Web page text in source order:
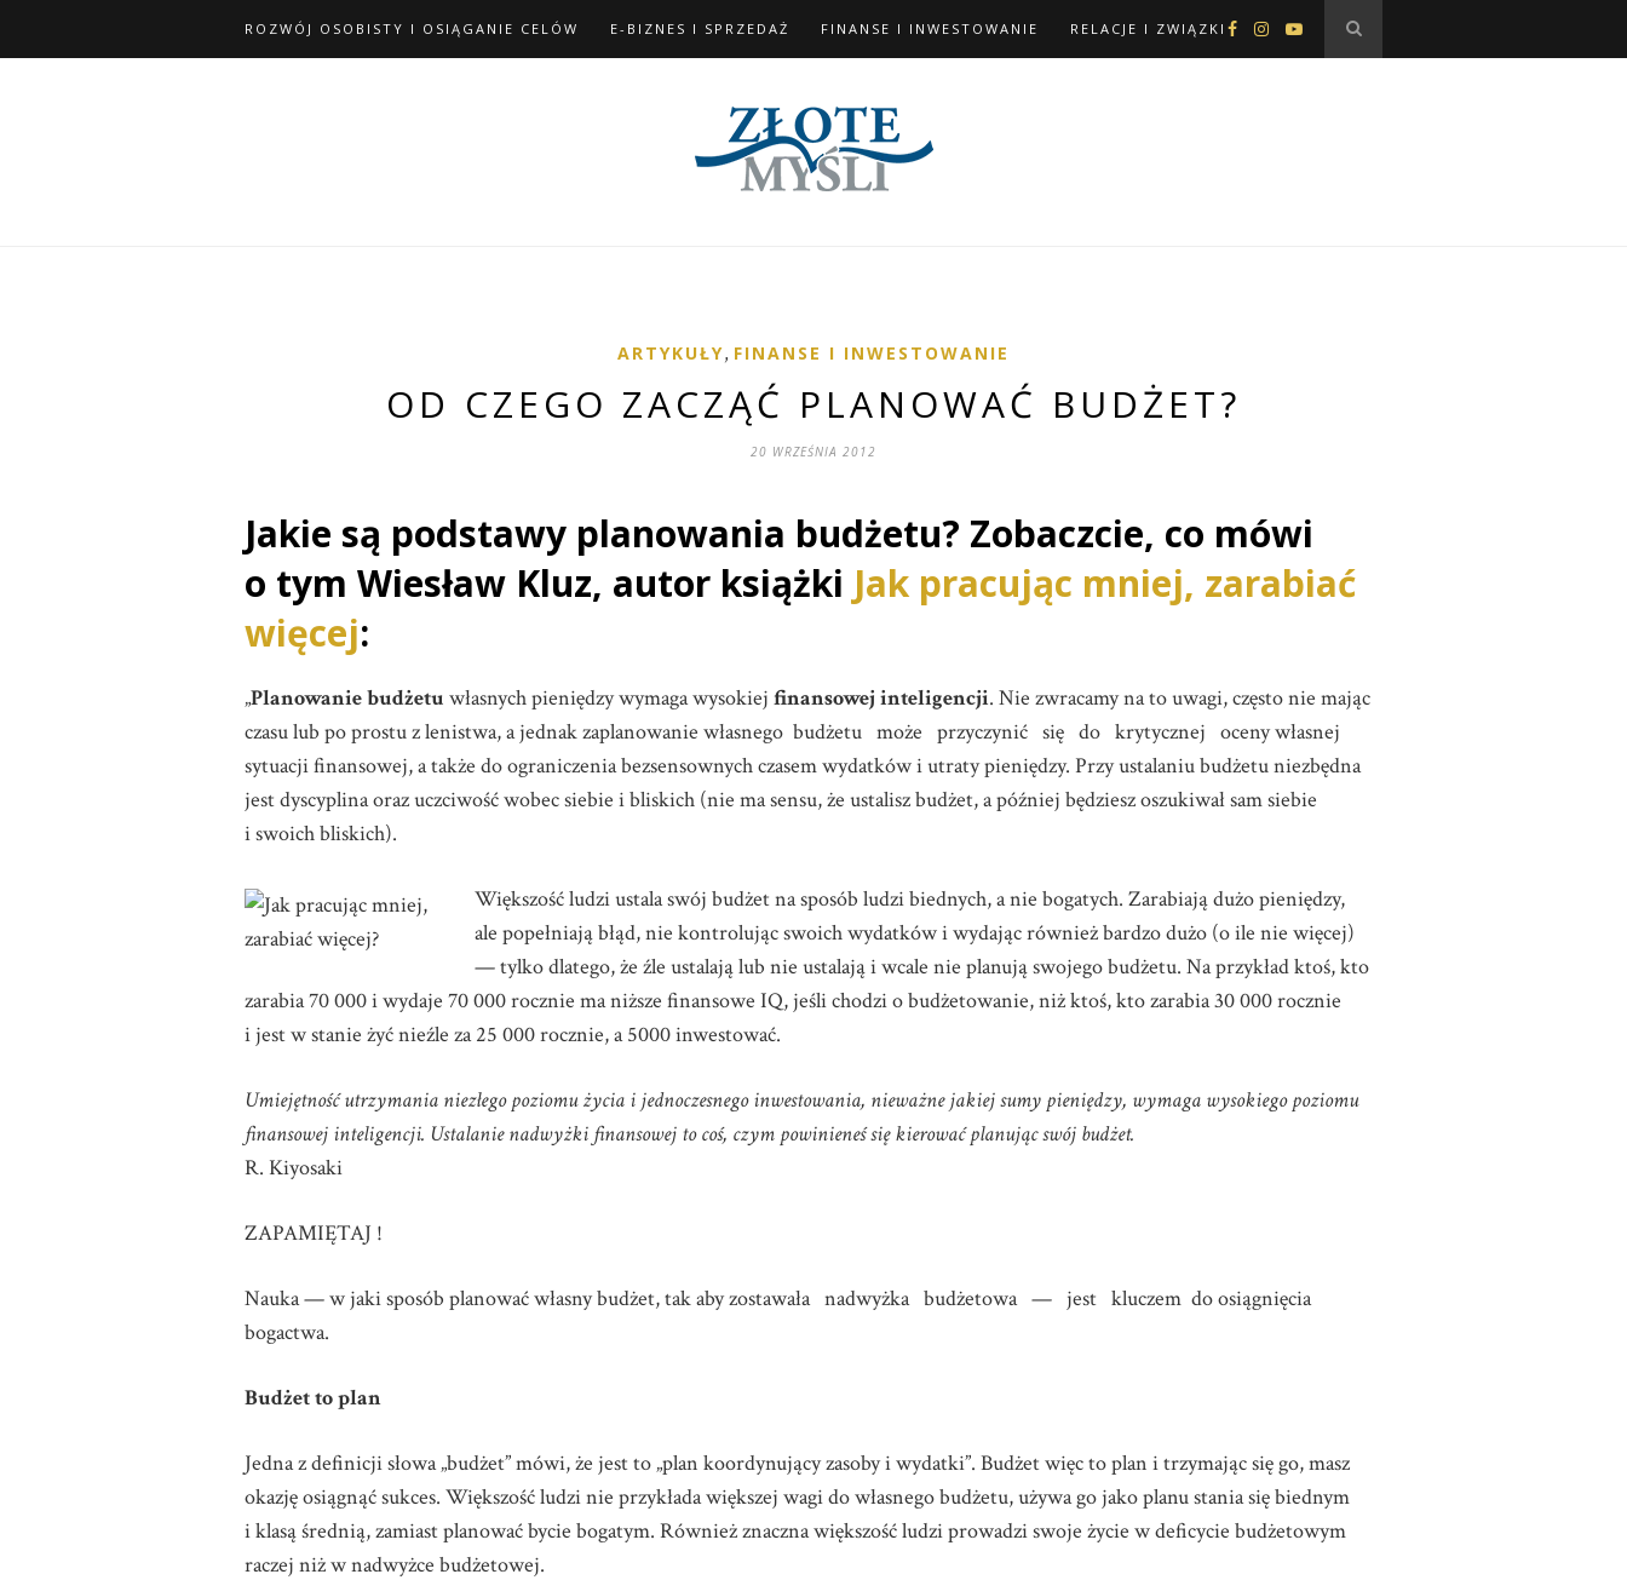
ROZWÓJ OSOBISTY I OSIĄGANIE CELÓW E-BIZNES I SPRZEDAŻ FINANSE I INWESTOWANIE RELACJE I ZWIĄZKI
ARTYKUŁY, FINANSE I INWESTOWANIE
OD CZEGO ZACZĄĆ PLANOWAĆ BUDŻET?
20 WRZEŚNIA 2012
Jakie są podstawy planowania budżetu? Zobaczcie, co mówi
o tym Wiesław Kluz, autor książki Jak pracując mniej, zarabiać
więcej:
„Planowanie budżetu własnych pieniędzy wymaga wysokiej finansowej inteligencji. Nie zwracamy na to uwagi, często nie mając
czasu lub po prostu z lenistwa, a jednak zaplanowanie własnego budżetu może przyczynić się do krytycznej oceny własnej
sytuacji finansowej, a także do ograniczenia bezsensownych czasem wydatków i utraty pieniędzy. Przy ustalaniu budżetu niezbędna
jest dyscyplina oraz uczciwość wobec siebie i bliskich (nie ma sensu, że ustalisz budżet, a później będziesz oszukiwał sam siebie
i swoich bliskich).
Większość ludzi ustala swój budżet na sposób ludzi biednych, a nie bogatych. Zarabiają dużo pieniędzy,
ale popełniają błąd, nie kontrolując swoich wydatków i wydając również bardzo dużo (o ile nie więcej)
— tylko dlatego, że źle ustalają lub nie ustalają i wcale nie planują swojego budżetu. Na przykład ktoś, kto
zarabia 70 000 i wydaje 70 000 rocznie ma niższe finansowe IQ, jeśli chodzi o budżetowanie, niż ktoś, kto zarabia 30 000 rocznie
i jest w stanie żyć nieźle za 25 000 rocznie, a 5000 inwestować.
Umiejętność utrzymania niezłego poziomu życia i jednoczesnego inwestowania, nieważne jakiej sumy pieniędzy, wymaga wysokiego poziomu
finansowej inteligencji. Ustalanie nadwyżki finansowej to coś, czym powinieneś się kierować planując swój budżet.
R. Kiyosaki
ZAPAMIĘTAJ !
Nauka — w jaki sposób planować własny budżet, tak aby zostawała nadwyżka budżetowa — jest kluczem do osiągnięcia
bogactwa.
Budżet to plan
Jedna z definicji słowa „budżet” mówi, że jest to „plan koordynujący zasoby i wydatki”. Budżet więc to plan i trzymając się go, masz
okazję osiągnąć sukces. Większość ludzi nie przykłada większej wagi do własnego budżetu, używa go jako planu stania się biednym
i klasą średnią, zamiast planować bycie bogatym. Również znaczna większość ludzi prowadzi swoje życie w deficycie budżetowym
raczej niż w nadwyżce budżetowej.